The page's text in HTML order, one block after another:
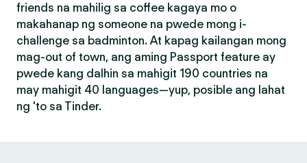
friends na mahilig sa coffee kagaya mo o
makahanap ng someone na pwede mong i-
challenge sa badminton. At kapag kailangan mong
mag-out of town, ang aming Passport feature ay
pwede kang dalhin sa mahigit 190 countries na
may mahigit 40 languages—yup, posible ang lahat
ng 'to sa Tinder.